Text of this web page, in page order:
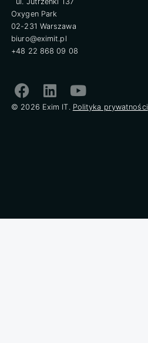
Oxygen Park
02-231 Warszawa
biuro@eximit.pl
+48 22 868 09 08
© 2026 Exim IT. Polityka prywatności